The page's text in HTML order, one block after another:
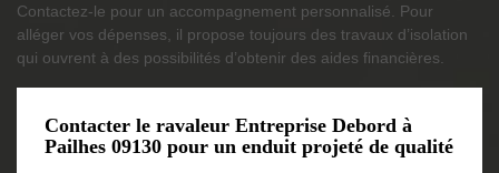
Contactez-le pour un accompagnement personnalisé. Pour
alléger vos dépenses, il propose toujours des travaux d’isolation
qui ouvrent à des possibilités d’obtenir des aides financières.
Contacter le ravaleur Entreprise Debord à
Pailhes 09130 pour un enduit projeté de qualité